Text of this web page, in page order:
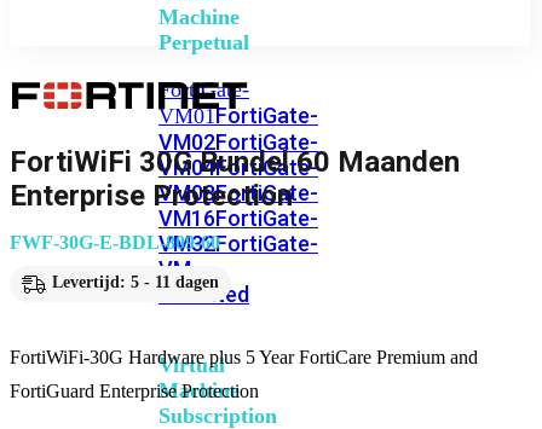
Machine
Perpetual
FortiGate-
VM01FortiGate-
VM02FortiGate-
VM04FortiGate-
VM08FortiGate-
VM16FortiGate-
VM32FortiGate-
VM
Unlimited
Virtual
Machine
Subscription
FortiWiFi 30G Bundel 60 Maanden
Enterprise Protection
FWF-30G-E-BDL-809-60
Levertijd: 5 - 11 dagen
FortiWiFi-30G Hardware plus 5 Year FortiCare Premium and
FortiGuard Enterprise Protection